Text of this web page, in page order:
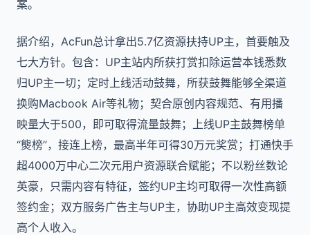
案。
据介绍，AcFun总计拿出5.7亿资源扶持UP主，首要触及
七大方针。包含：UP主站内所获打赏扣除运营本钱悉数
归UP主一切；定时上线活动鼓舞，所获鼓舞能够全渠道
换购Macbook Air等礼物；契合原创内容规范、有用播
映量大于500，即可取得流量鼓舞；上线UP主鼓舞榜单
“熋榜”，接连上榜，最高半年可得30万元奖赏；打通快手
超4000万中心二次元用户资源联合赋能；不以粉丝数论
英豪，只需内容有特征，签约UP主均可取得一次性高额
签约金；双方服务广告主与UP主，协助UP主高效变现提
高个人收入。